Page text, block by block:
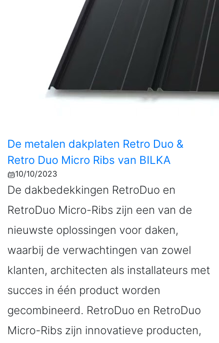
De metalen dakplaten Retro Duo &
Retro Duo Micro Ribs van BILKA
10/10/2023
De dakbedekkingen RetroDuo en
RetroDuo Micro-Ribs zijn een van de
nieuwste oplossingen voor daken,
waarbij de verwachtingen van zowel
klanten, architecten als installateurs met
succes in één product worden
gecombineerd. RetroDuo en RetroDuo
Micro-Ribs zijn innovatieve producten,